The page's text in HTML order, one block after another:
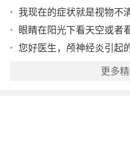
视我现在的症状就是视物不
色的物体感觉有层花影隔着
视，看灯光有一
眼睛在阳光下看天空或者
定眼花模糊夜盲复视重影，
您好医生，颅神经炎引起
更多